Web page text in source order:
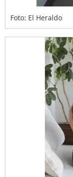
Foto: El Heraldo